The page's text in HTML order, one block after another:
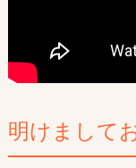
明けまして